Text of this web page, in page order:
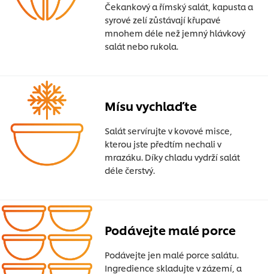
Čekankový a římský salát, kapusta a
syrové zelí zůstávají křupavé
mnohem déle než jemný hlávkový
salát nebo rukola.
Mísu vychlaďte
Salát servírujte v kovové misce,
kterou jste předtím nechali v
mrazáku. Díky chladu vydrží salát
déle čerstvý.
Podávejte malé porce
Podávejte jen malé porce salátu.
Ingredience skladujte v zázemí, a